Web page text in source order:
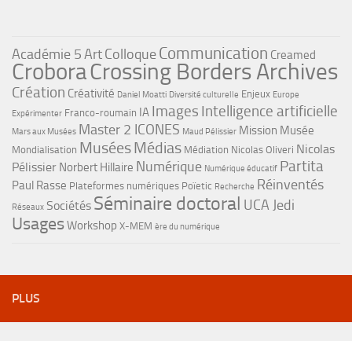
Académie 5ArtColloqueCommunication Creamed
CroboraCrossing Borders Archives
Création Créativité Daniel Moatti Diversité culturelle Enjeux Europe
Expérimenter Franco-roumain IA Images Intelligence artificielle
Mars aux Musées Master 2 ICONES Maud Pélissier Mission Musée
Mondialisation MuséesMédias Médiation Nicolas Oliveri Nicolas
Pélissier Norbert Hillaire Numérique Numérique éducatif Partita
Paul Rasse Plateformes numériques Poïetic Recherche Réinventés
Réseaux Sociétés Séminaire doctoral UCA Jedi
UsagesWorkshop X-MEM ère du numérique
PLUS